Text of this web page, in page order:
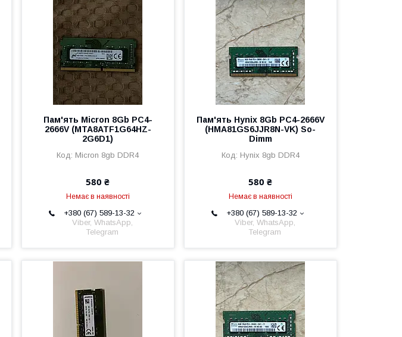
Пам'ять Micron 8Gb PC4-
2666V (MTA8ATF1G64HZ-
2G6D1)
Micron 8gb DDR4
580 ₴
Немає в наявності
+380 (67) 589-13-32
Viber, WhatsApp,
Telegram
Пам'ять Hynix 8Gb PC4-2666V
(HMA81GS6JJR8N-VK) So-
Dimm
Hynix 8gb DDR4
580 ₴
Немає в наявності
+380 (67) 589-13-32
Viber, WhatsApp,
Telegram